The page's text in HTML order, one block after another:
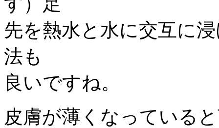
先を熱水と水に交互に
法も
良いですね。
皮膚が薄くなっている